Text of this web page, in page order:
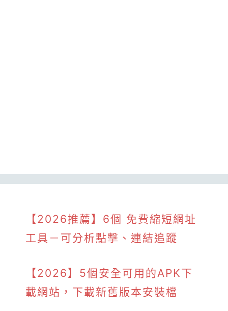
【2026推薦】6個 免費縮短網址
工具－可分析點擊、連結追蹤
【2026】5個安全可用的APK下
載網站，下載新舊版本安裝檔